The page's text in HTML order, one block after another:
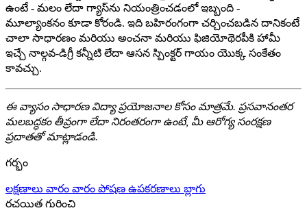
ఉంటే - మలం లేదా గ్యాస్‌ను నియంత్రించడంలో ఇబ్బంది -
మూల్యాంకనం కూడా కోరండి. ఇది బహిరంగంగా చర్చించబడిన దానికంటే
చాలా సాధారణం మరియు అంచనా మరియు ఫిజియోథెరపీకి హామీ
ఇచ్చే నాల్గవ-డిగ్రీ కన్నీటి లేదా ఆసన స్పింక్టర్ గాయం యొక్క సంకేతం
కావచ్చు.
ఈ వ్యాసం సాధారణ విద్యా ప్రయోజనాల కోసం మాత్రమే. ప్రసవానంతర
మలబద్ధకం తీవ్రంగా లేదా నిరంతరంగా ఉంటే, మీ ఆరోగ్య సంరక్షణ
ప్రదాతతో మాట్లాడండి.
గర్భం
లక్షణాలు వారం వారం పోషణ ఉపకరణాలు బ్లాగు
రచయిత గురించి